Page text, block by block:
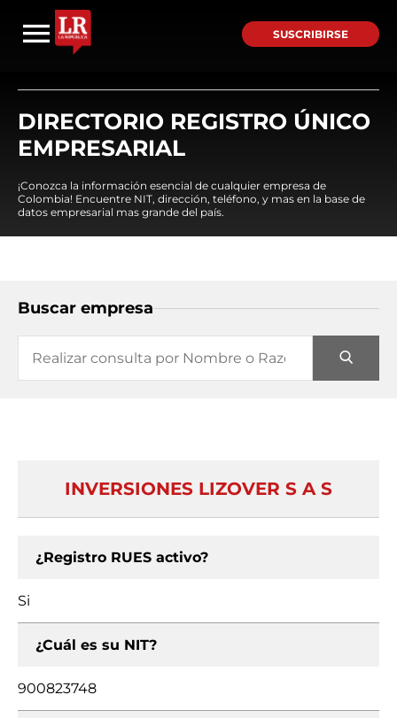
SUSCRIBIRSE
DIRECTORIO REGISTRO ÚNICO
EMPRESARIAL
¡Conozca la información esencial de cualquier empresa de
Colombia! Encuentre NIT, dirección, teléfono, y mas en la base de
datos empresarial mas grande del país.
Buscar empresa
INVERSIONES LIZOVER S A S
¿Registro RUES activo?
Si
¿Cuál es su NIT?
900823748